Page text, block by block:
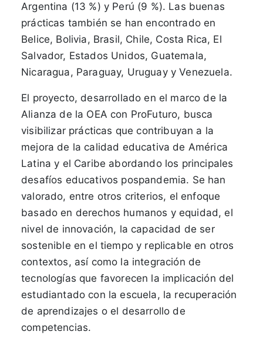
Argentina (13 %) y Perú (9 %). Las buenas
prácticas también se han encontrado en
Belice, Bolivia, Brasil, Chile, Costa Rica, El
Salvador, Estados Unidos, Guatemala,
Nicaragua, Paraguay, Uruguay y Venezuela.
El proyecto, desarrollado en el marco de la
Alianza de la OEA con ProFuturo, busca
visibilizar prácticas que contribuyan a la
mejora de la calidad educativa de América
Latina y el Caribe abordando los principales
desafíos educativos pospandemia. Se han
valorado, entre otros criterios, el enfoque
basado en derechos humanos y equidad, el
nivel de innovación, la capacidad de ser
sostenible en el tiempo y replicable en otros
contextos, así como la integración de
tecnologías que favorecen la implicación del
estudiantado con la escuela, la recuperación
de aprendizajes o el desarrollo de
competencias.